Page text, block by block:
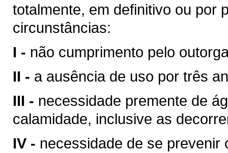
totalmente, em definitivo ou por
circunstâncias:
I - não cumprimento pelo
II - a ausência de uso por três
III - necessidade premente de
calamidade, inclusive as
IV - necessidade de se